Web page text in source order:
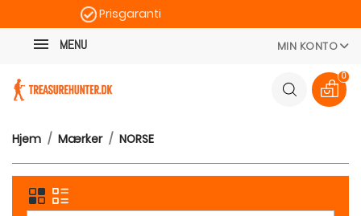
Prisgaranti
MENU MIN KONTO
0
Hjem Mærker NORSE